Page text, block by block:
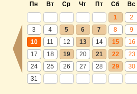
Пн Вт Ср Чт Пт Сб
Вс
1
2
3
4 5 6 7 8
9
10
11 12 13 14 15
16
17
18 19 20 21 22
23
24
25 26 27 28 29
30
31